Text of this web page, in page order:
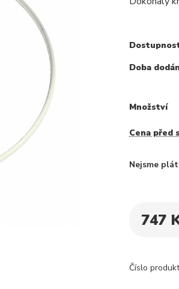
Doba
Množství
Cena před
Nejsme
747
Číslo